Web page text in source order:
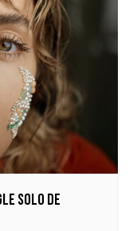
solo de